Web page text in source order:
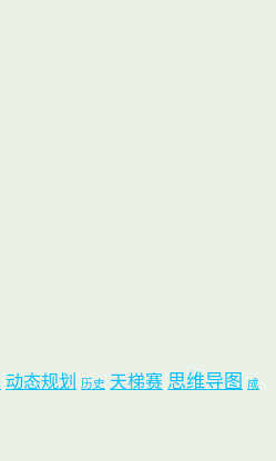
动态规划 历史 天梯赛 思维导图 成